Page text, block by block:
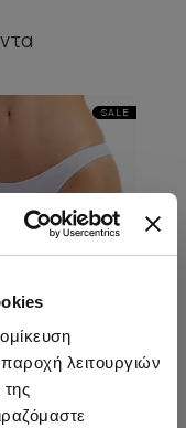
λειτουργιών
SALE
Βαμβακερό